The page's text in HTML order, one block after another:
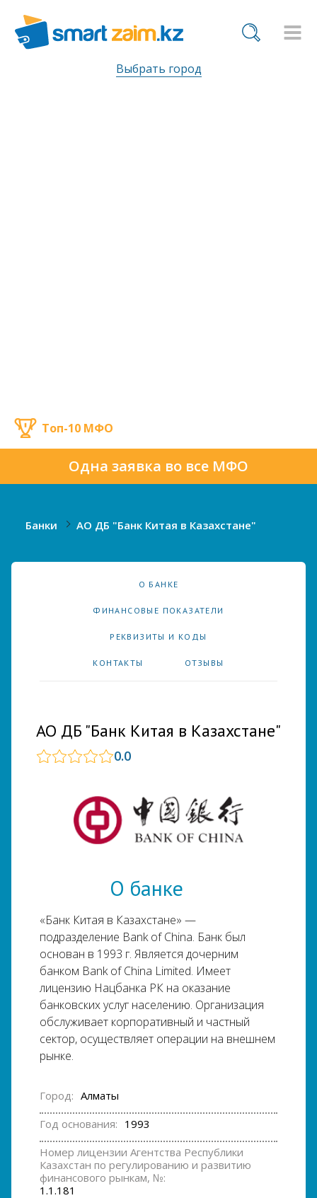
Выбрать город
Одна заявка во все МФО
Топ-10 МФО
Банки АО ДБ "Банк Китая в Казахстане"
О БАНКЕ
ФИНАНСОВЫЕ ПОКАЗАТЕЛИ
РЕКВИЗИТЫ И КОДЫ
КОНТАКТЫ ОТЗЫВЫ
АО ДБ "Банк Китая в Казахстане"
0.0
О банке
«Банк Китая в Казахстане» —
подразделение Bank of China. Банк был
основан в 1993 г. Является дочерним
банком Bank of China Limited. Имеет
лицензию Нацбанка РК на оказание
банковских услуг населению. Организация
обслуживает корпоративный и частный
сектор, осуществляет операции на внешнем
рынке.
Город: Алматы
Год основания: 1993
Номер лицензии Агентства Республики
Казахстан по регулированию и развитию
финансового рынкам, №:
1.1.181